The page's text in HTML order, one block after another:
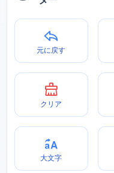
元に戻す
クリア
大文字